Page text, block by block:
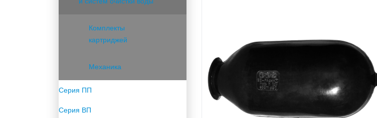
Комплекты
картриджей
Механика
Серия ПП
Серия ВП